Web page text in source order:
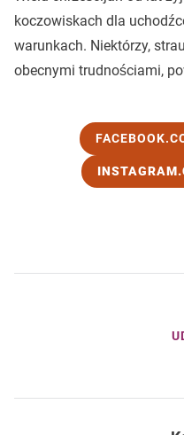
koczowiskach dla
warunkach. Niektórzy,
obecnymi trudnościami,